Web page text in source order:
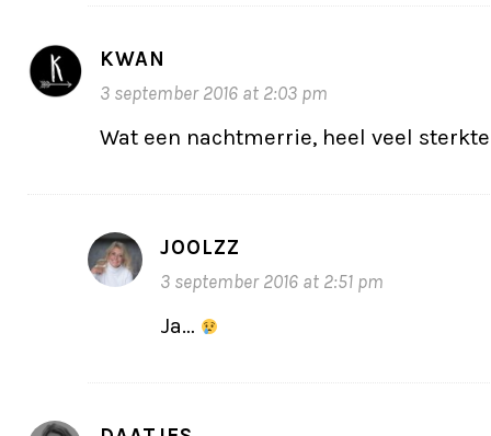
KWAN
3 september 2016 at 2:03 pm
Wat een nachtmerrie, heel veel
JOOLZZ
3 september 2016 at 2:51 pm
Ja…